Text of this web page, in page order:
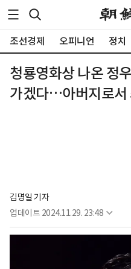
조선경제 오피니언 정치
청룡영화상 나온 정
가겠다…아버지로서
김명일 기자
업데이트 2024.11.29. 23:48